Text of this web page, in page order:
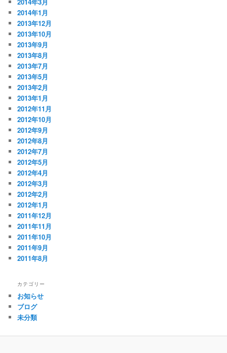
2014年1月
2013年12月
2013年10月
2013年9月
2013年8月
2013年7月
2013年5月
2013年2月
2013年1月
2012年11月
2012年10月
2012年9月
2012年8月
2012年7月
2012年5月
2012年4月
2012年3月
2012年2月
2012年1月
2011年12月
2011年11月
2011年10月
2011年9月
2011年8月
カテゴリー
お知らせ
ブログ
未分類